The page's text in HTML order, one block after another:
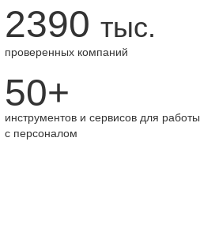
2390 тыс.
проверенных компаний
50+
инструментов и сервисов для работы
с персоналом